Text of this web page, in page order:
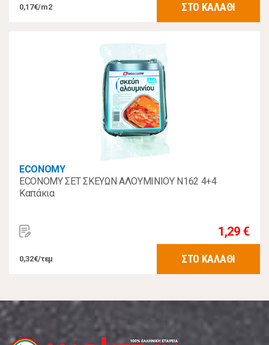
0,17€/m2 ΣΤΟ ΚΑΛΑΘΙ
ECONOMY
ECONOMY ΣΕΤ ΣΚΕΥΩΝ ΑΛΟΥΜΙΝΙΟΥ Ν162 4+4
Καπάκια
1,29 €
0,32€/τεμ ΣΤΟ ΚΑΛΑΘΙ